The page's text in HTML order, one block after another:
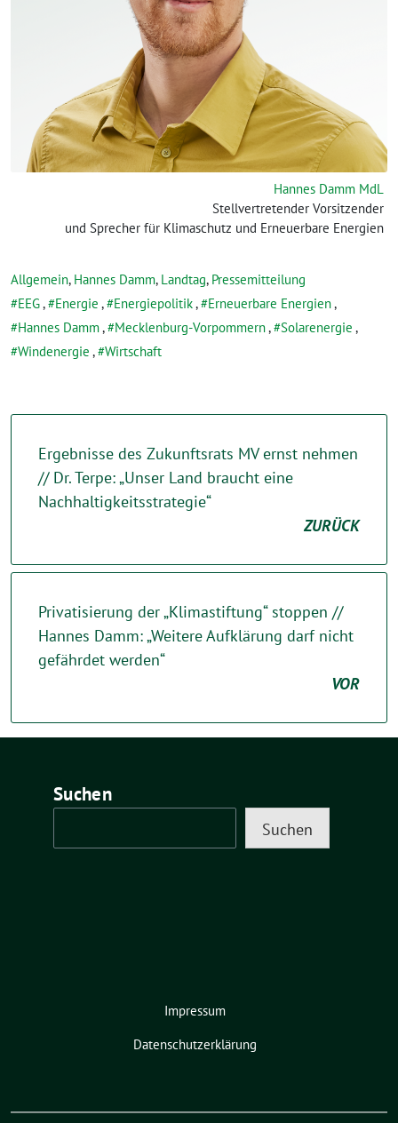
Hannes Damm MdL
Stellvertretender Vorsitzender
und Sprecher für Klimaschutz und Erneuerbare Energien
Allgemein, Hannes Damm, Landtag, Pressemitteilung
EEG, Energie , Energiepolitik, Erneuerbare Energien,
Hannes Damm, Mecklenburg-Vorpommern, Solarenergie ,
Windenergie , Wirtschaft
Ergebnisse des Zukunftsrats MV ernst nehmen
// Dr. Terpe: „Unser Land braucht eine
Nachhaltigkeitsstrategie“
ZURÜCK
Privatisierung der „Klimastiftung“ stoppen //
Hannes Damm: „Weitere Aufklärung darf nicht
gefährdet werden“
VOR
Suchen
Suchen
Impressum
Datenschutzerklärung